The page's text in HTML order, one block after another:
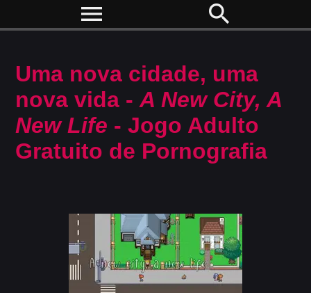
menu search
Uma nova cidade, uma
nova vida -A New City, A
New Life - Jogo Adulto
Gratuito de Pornografia